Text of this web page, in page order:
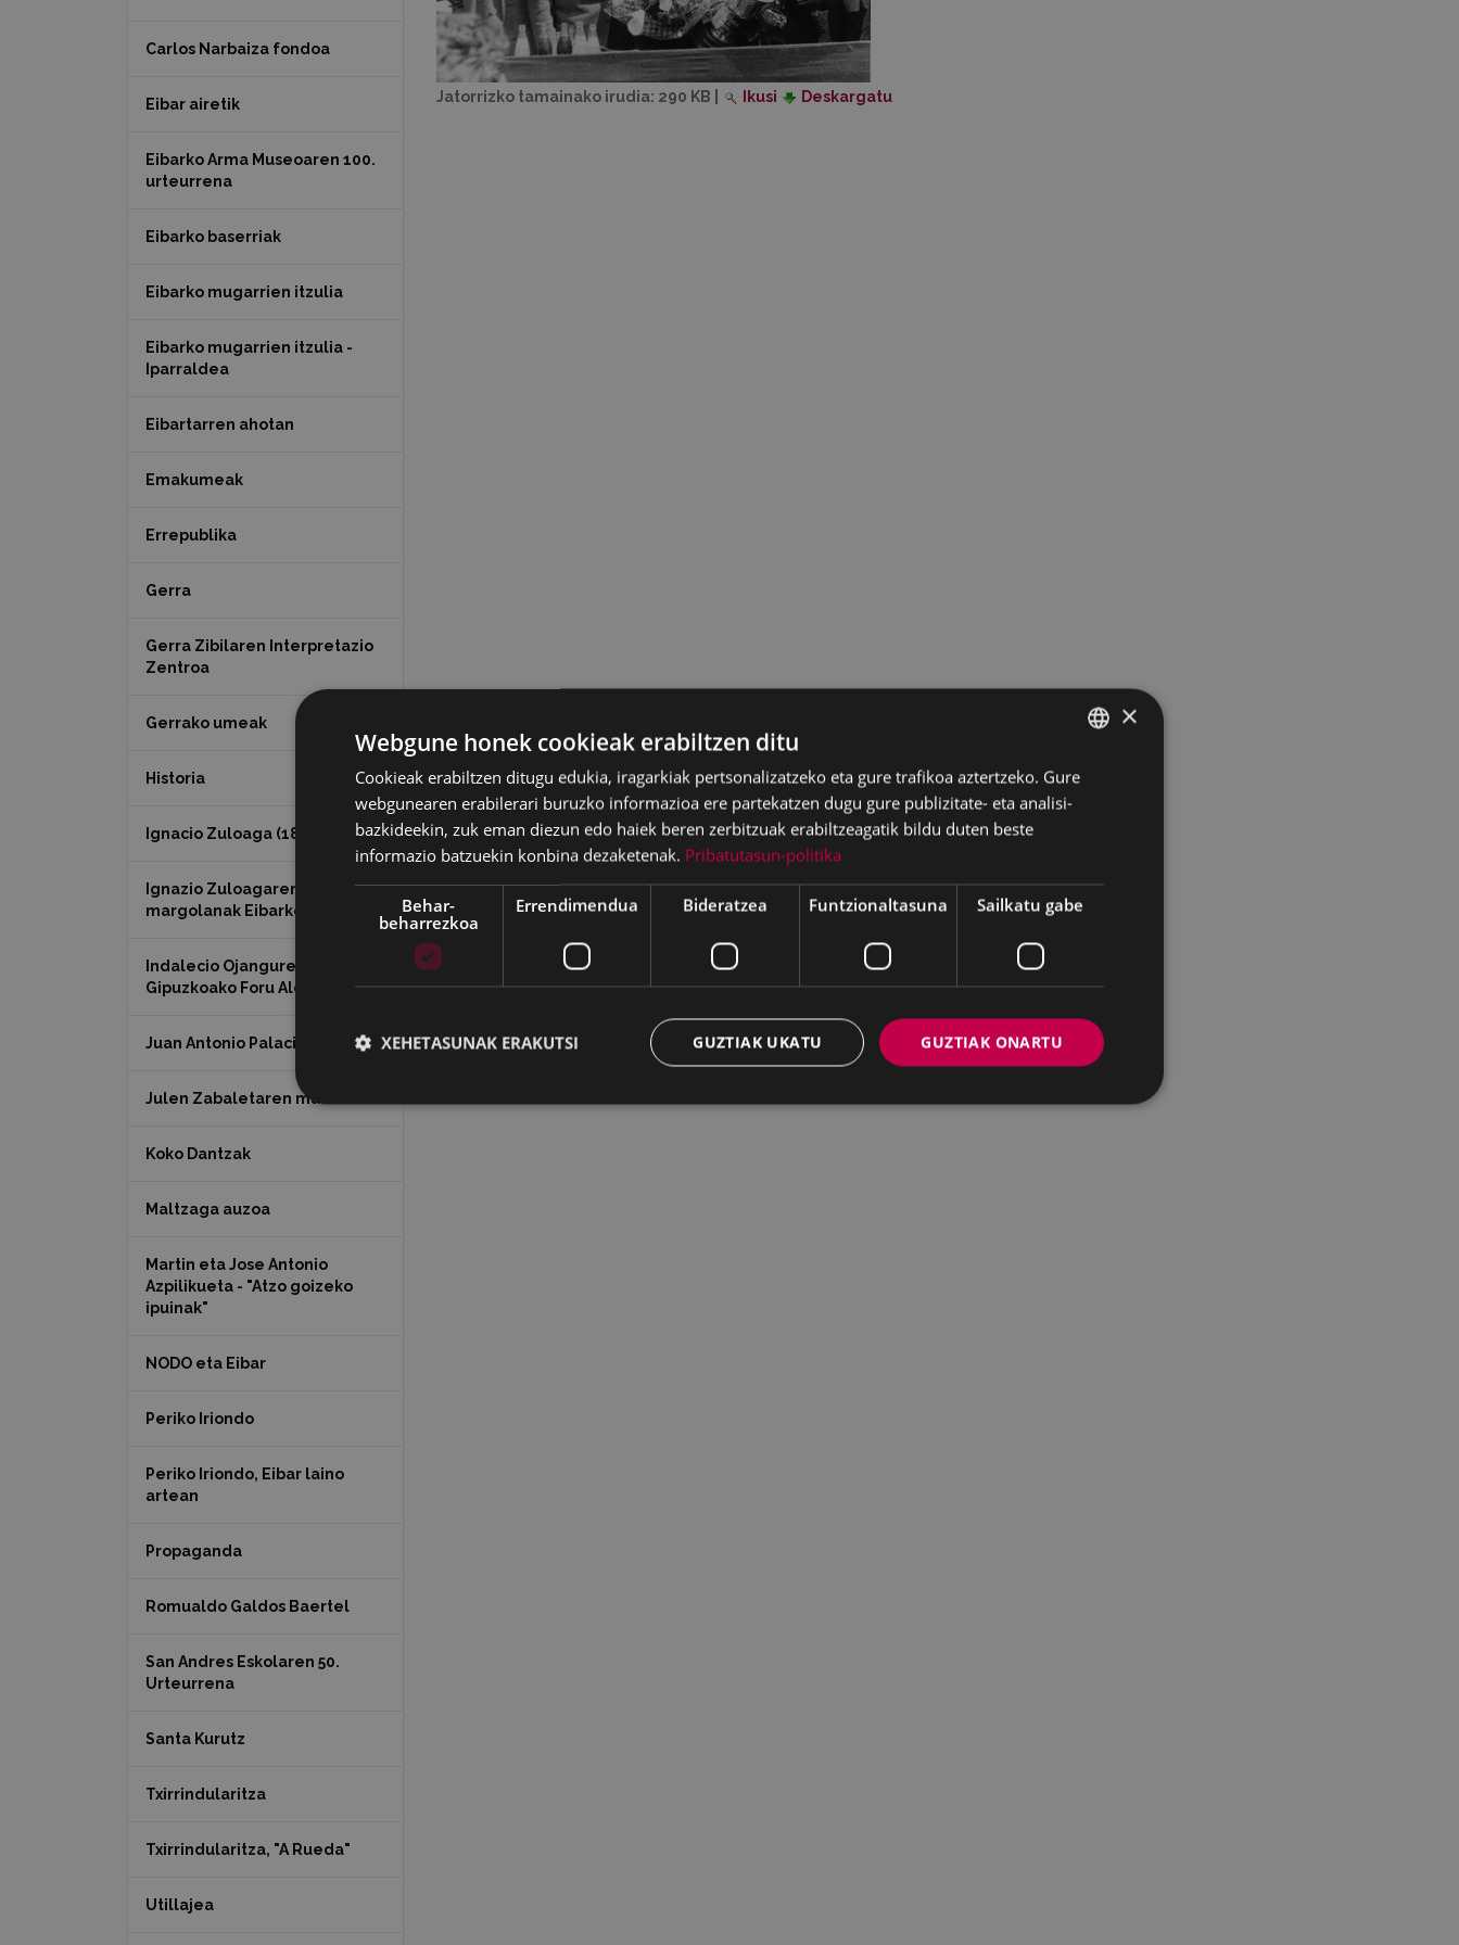
Jatorrizko tamainako irudia: 290 KB Ikusi Deskargatu
Carlos Narbaiza fondoa
Eibar airetik
Eibarko Arma Museoaren 100.
urteurrena
Eibarko baserriak
Eibarko mugarrien itzulia
Eibarko mugarrien itzulia -
Iparraldea
Eibartarren ahotan
Emakumeak
Errepublika
Gerra
Gerra Zibilaren Interpretazio
Zentroa
Gerrako umeak
Historia
Ignacio Zuloaga (1870-2020)
Ignazio Zuloagaren
margolanak Eibarko dendetan
Indalecio Ojanguren,
Gipuzkoako Foru Aldundia
Juan Antonio Palacios HARRIA
Julen Zabaletaren marrazkiak
Koko Dantzak
Maltzaga auzoa
Martin eta Jose Antonio
Azpilikueta - "Atzo goizeko
ipuinak"
NODO eta Eibar
Periko Iriondo
Periko Iriondo, Eibar laino
artean
Propaganda
Romualdo Galdos Baertel
San Andres Eskolaren 50.
Urteurrena
Santa Kurutz
Txirrindularitza
Txirrindularitza, "A Rueda"
Utillajea
BASQUE
SPANISH
×
Webgune honek cookieak erabiltzen ditu
Cookieak erabiltzen ditugu edukia, iragarkiak pertsonalizatzeko eta gure trafikoa aztertzeko. Gure
webgunearen erabilerari buruzko informazioa ere partekatzen dugu gure publizitate- eta analisi-
bazkideekin, zuk eman diezun edo haiek beren zerbitzuak erabiltzeagatik bildu duten beste
informazio batzuekin konbina dezaketenak. Pribatutasun-politika
Behar-
beharrezkoa
Errendimendua Bideratzea Funtzionaltasuna Sailkatu gabe
GUZTIAK ONARTU
GUZTIAK UKATU
XEHETASUNAK ERAKUTSI